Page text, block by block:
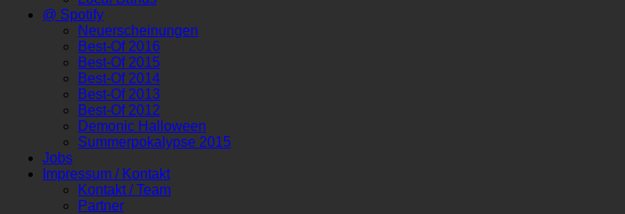
@ Spotify
Neuerscheinungen
Best-Of 2016
Best-Of 2015
Best-Of 2014
Best-Of 2013
Best-Of 2012
Demonic Halloween
Summerpokalypse 2015
Jobs
Impressum / Kontakt
Kontakt / Team
Partner